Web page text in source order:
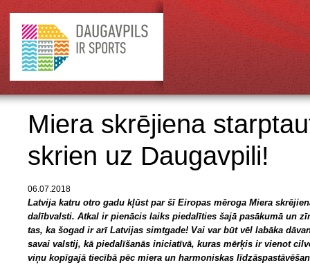
Miera skrējiena
skrien uz Daugavpili!
06.07.2018
Latvija katru otro gadu kļūst par šī Eiropas mēroga Miera
dalībvalsti. Atkal ir pienācis laiks piedalīties šajā pasākumā un
tas, ka šogad ir arī Latvijas simtgade! Vai var būt vēl labāka
savai valstij, kā piedalīšanās iniciatīvā, kuras mērķis ir vienot
viņu kopīgajā tiecībā pēc miera un harmoniskas